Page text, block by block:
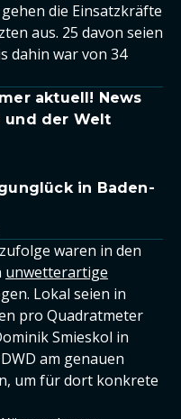
die Einsatzkräfte
aus. 25 davon seien
dahin war von 34
aktuell! News
und der Welt
in Baden-
waren in den
unwetterartige
Lokal seien in
pro Quadratmeter
Smieskol in
am genauen
um für dort konkrete